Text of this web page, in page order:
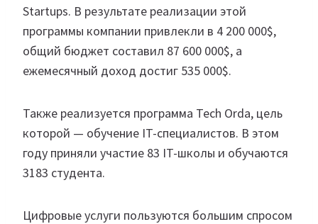
Startups. В результате реализации этой
программы компании привлекли в 4 200 000$,
общий бюджет составил 87 600 000$, а
ежемесячный доход достиг 535 000$.
Также реализуется программа Tech Orda, цель
которой — обучение IT-специалистов. В этом
году приняли участие 83 IT-школы и обучаются
3183 студента.
Цифровые услуги пользуются большим спросом